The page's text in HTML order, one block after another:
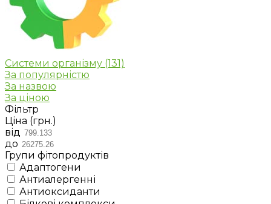
Системи організму (131)
За популярністю
За назвою
За ціною
Фільтр
Ціна (грн.)
від
до
Групи фітопродуктів
Адаптогени
Антиалергенні
Антиоксиданти